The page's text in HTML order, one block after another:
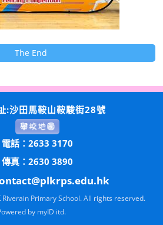
The End
:沙田馬鞍山鞍駿街28號
電話：2633 3170
傳真：2630 3890
Primary School. All rights reserved.
by myID itd.